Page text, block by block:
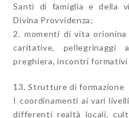
Santi di famiglia e della
Divina Provvidenza;
2. momenti di vita
caritative,
preghiera, incontri
13. Strutture di formazione
I coordinamenti ai vari
differenti realtà locali,